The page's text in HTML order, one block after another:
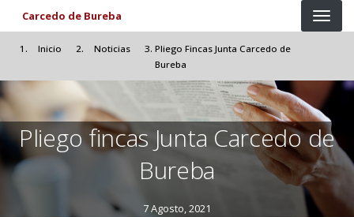
Pasar al contenido principal
Carcedo de Bureba
Inicio Noticias
Pliego Fincas Junta Carcedo de
Bureba
Pliego fincas Junta Carcedo de
Bureba
7 Agosto, 2021